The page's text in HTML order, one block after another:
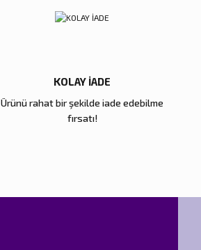
KOLAY İADE
Ürünü rahat bir şekilde iade edebilme
fırsatı!